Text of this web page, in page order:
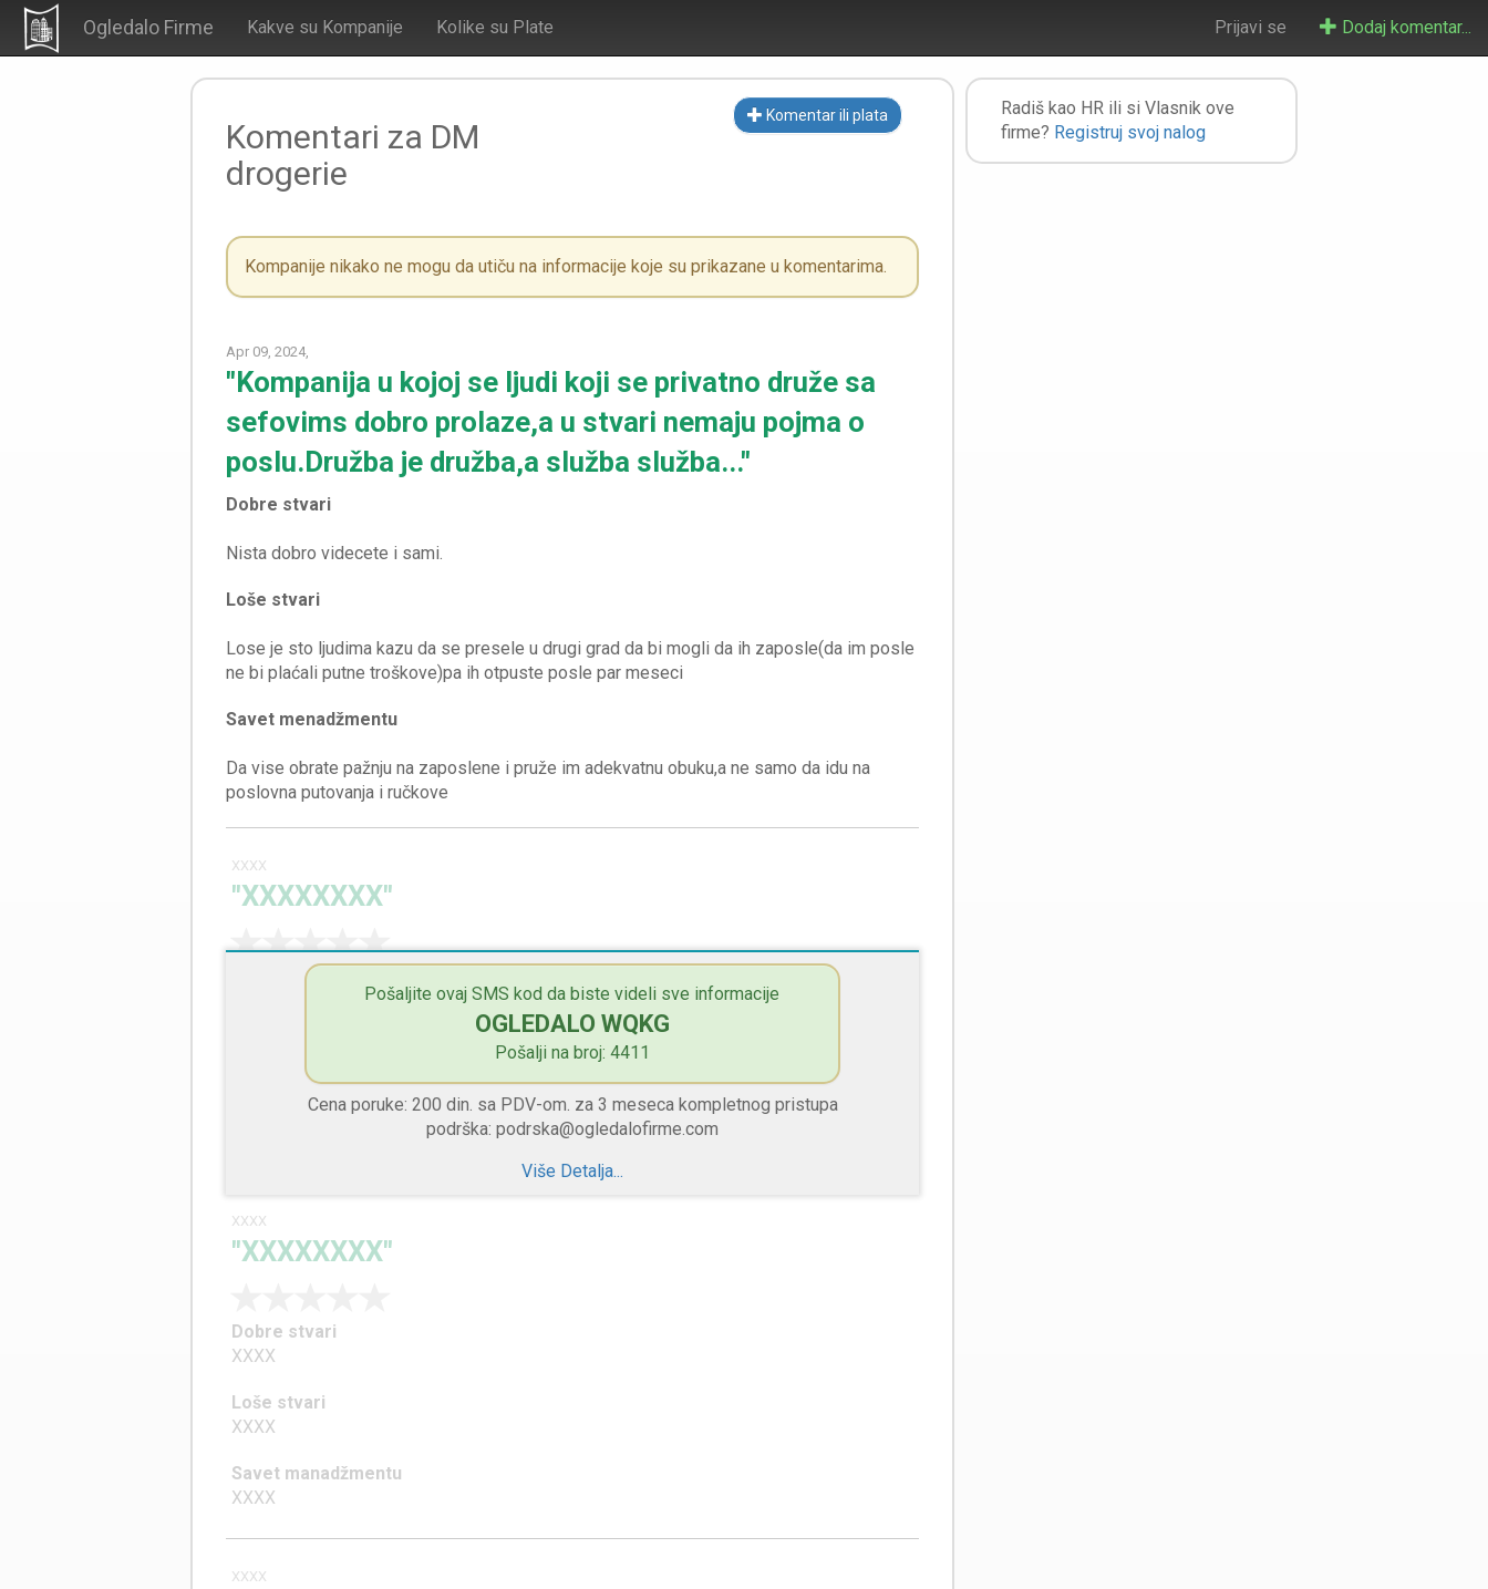
Ogledalo Firme Kakve su Kompanije Kolike su Plate Prijavi se Dodaj komentar...
Komentari za DM
drogerie
Komentar ili plata
Kompanije nikako ne mogu da utiču na informacije koje su prikazane u komentarima.
Apr 09, 2024,
"Kompanija u kojoj se ljudi koji se privatno druže sa
sefovims dobro prolaze,a u stvari nemaju pojma o
poslu.Družba je družba,a služba služba..."
Dobre stvari
Loše stvari
Lose je sto ljudima kazu da se presele u drugi grad da bi mogli da ih zaposle(da im posle
Savet menadžmentu
Da vise obrate pažnju na zaposlene i pruže im adekvatnu obuku,a ne samo da idu na
Pošaljite ovaj SMS kod da biste videli sve informacije
OGLEDALO WQKG
Pošalji na broj: 4411
Cena poruke: 200 din. sa PDV-om. za 3 meseca kompletnog pristupa
podrška: podrska@ogledalofirme.com
Više Detalja...
XXXX
"XXXXXXXX"
Dobre stvari
Savet manadžmentu
XXXX
"XXXXXXXX"
Dobre stvari
XXXX
Loše stvari
XXXX
Savet manadžmentu
XXXX
XXXX
Radiš kao HR ili si Vlasnik ove
firme? Registruj svoj nalog